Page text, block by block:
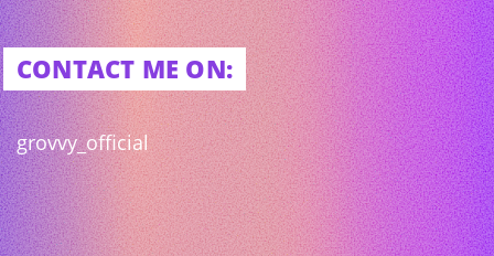
CONTACT ME ON:
grovvy_official